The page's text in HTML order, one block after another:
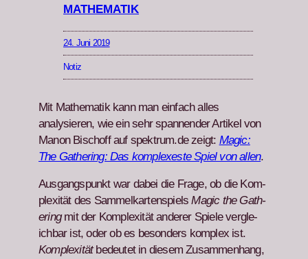
MATHEMATIK
24. Juni 2019
Notiz
Mit Math­e­matik kann man ein­fach alles
analysieren, wie ein sehr span­nen­der Artikel von
Manon Bischoff auf spektrum.de zeigt: Mag­ic:
The Gath­er­ing: Das kom­plex­este Spiel von allen.
Aus­gangspunkt war dabei die Frage, ob die Kom­
plex­ität des Sam­melka­rten­spielsMag­ic the Gath­
er­ingmit der Kom­plex­ität ander­er Spiele ver­gle­
ich­bar ist, oder ob es beson­ders kom­plex ist.
Kom­plex­itätbedeutet in diesem Zusam­men­hang,